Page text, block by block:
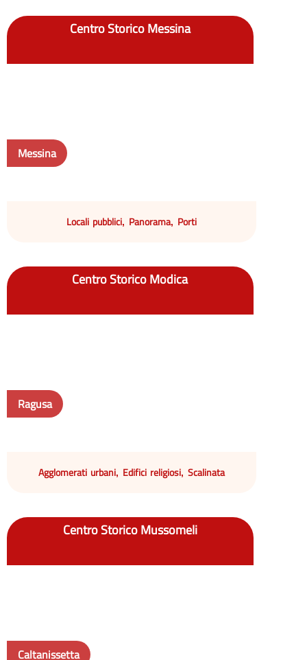
Centro Storico Messina
Messina
Locali pubblici, Panorama, Porti
Centro Storico Modica
Ragusa
Agglomerati urbani, Edifici religiosi, Scalinata
Centro Storico Mussomeli
Caltanissetta